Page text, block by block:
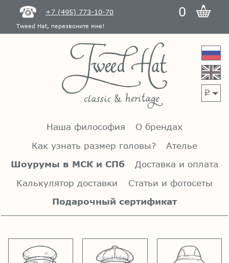
+7 (495) 773-10-70 0
Tweed Hat, перезвоните мне!
p
Наша философия
О брендах
Как узнать размер головы?
Ателье
Шоурумы в МСК и СПб
Доставка и оплата
Калькулятор доставки
Статьи и фотосеты
Подарочный сертификат